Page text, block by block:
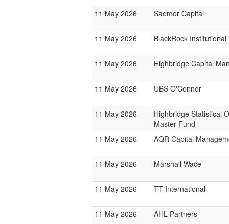
11 May 2026 Saemor Capital
11 May 2026 BlackRock
11 May 2026 Highbridge Capital
11 May 2026 UBS O'Connor
11 May 2026
Highbridge Statistical
Master Fund
11 May 2026
AQR Capital
11 May 2026 Marshall Wace
11 May 2026 TT International
11 May 2026 AHL Partners